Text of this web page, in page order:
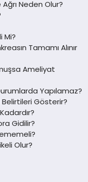
Neden Olur?
Mi?
Tamamı Alınır
Ameliyat
Yapılamaz?
Gösterir?
Gidilir?
Olur?